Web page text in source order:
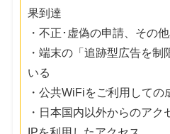
果到達
・不正･虚偽の申請、その
・端末の「追跡型広告を制
いる
・公共WiFiをご利用しての
・日本国内以外からのア